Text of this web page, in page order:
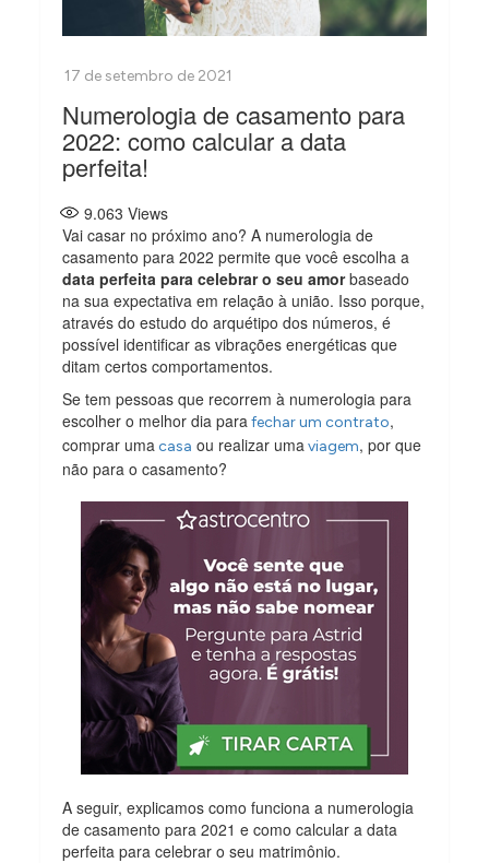
Numerologia de casamento para
2022: como calcular a data
perfeita!
9.063 Views
Vai casar no próximo ano? A numerologia de
casamento para 2022 permite que você escolha a
data perfeita para celebrar o seu amorbaseado
na sua expectativa em relação à união. Isso porque,
através do estudo do arquétipo dos números, é
possível identificar as vibrações energéticas que
ditam certos comportamentos.
Se tem pessoas que recorrem à numerologia para
escolher o melhor dia para fechar um contrato,
comprar uma casa ou realizar uma viagem, por que
não para o casamento?
A seguir, explicamos como funciona a numerologia
de casamento para 2021 e como calcular a data
perfeita para celebrar o seu matrimônio.